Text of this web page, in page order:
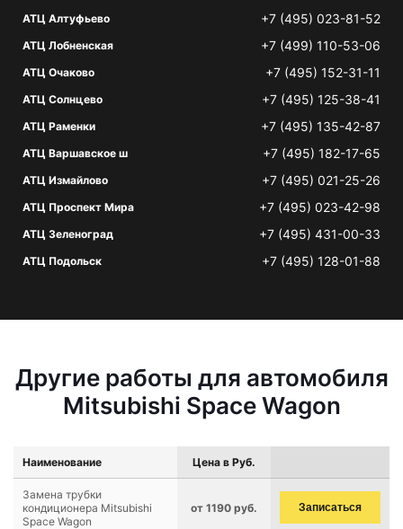
АТЦ Алтуфьево +7 (495) 023-81-52
АТЦ Лобненская +7 (499) 110-53-06
АТЦ Очаково +7 (495) 152-31-11
АТЦ Солнцево +7 (495) 125-38-41
АТЦ Раменки +7 (495) 135-42-87
АТЦ Варшавское ш +7 (495) 182-17-65
АТЦ Измайлово +7 (495) 021-25-26
АТЦ Проспект Мира +7 (495) 023-42-98
АТЦ Зеленоград +7 (495) 431-00-33
АТЦ Подольск +7 (495) 128-01-88
Другие работы для автомобиля
Mitsubishi Space Wagon
Наименование Цена в Руб.
Замена трубки
кондиционера Mitsubishi
Space Wagon
от 1190 руб. Записаться